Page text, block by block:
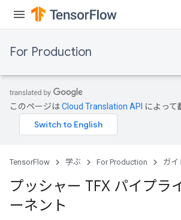
For Production
このページはCloud Translation API によって
TensorFlow 学ぶ For Production ガイ
プッシャー TFX パイプラ
ーネント